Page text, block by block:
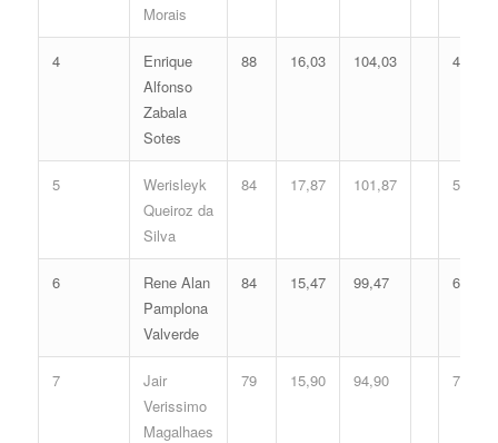
Morais
4
Enrique
Alfonso
Zabala
Sotes
88 16,03 104,03 4
5
Werisleyk
Queiroz da
Silva
84 17,87 101,87 5
6
Rene Alan
Pamplona
Valverde
84 15,47 99,47 6
7
Jair
Verissimo
Magalhaes
79 15,90 94,90 7